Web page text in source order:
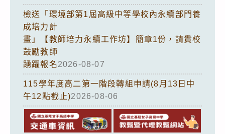
檢送「環境部第1屆高級中等學校內永續部門養
成培力計
畫」【教師培力永續工作坊】簡章1份，請貴校
鼓勵教師
踴躍報名2026-08-07
115學年度高二第一階段轉組申請(8月13日中
午12點截止)2026-08-06